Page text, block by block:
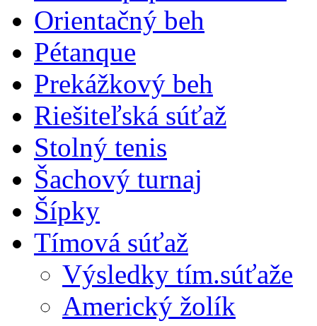
Orientačný beh
Pétanque
Prekážkový beh
Riešiteľská súťaž
Stolný tenis
Šachový turnaj
Šípky
Tímová súťaž
Výsledky tím.súťaže
Americký žolík